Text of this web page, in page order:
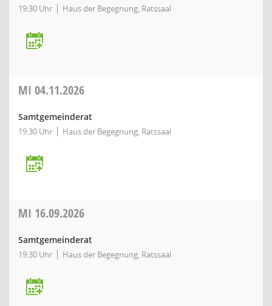
19:30 Uhr Haus der Begegnung, Ratssaal
MI 04.11.2026
Samtgemeinderat
19:30 Uhr Haus der Begegnung, Ratssaal
MI 16.09.2026
Samtgemeinderat
19:30 Uhr Haus der Begegnung, Ratssaal